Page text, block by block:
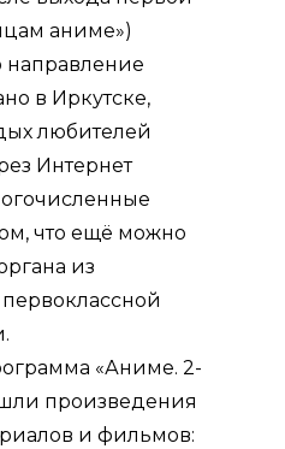
аниме»)
направление
в Иркутске,
любителей
Интернет
что ещё можно
из
«Аниме. 2-
произведения
и фильмов: